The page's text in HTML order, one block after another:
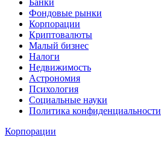
Банки
Фондовые рынки
Корпорации
Криптовалюты
Малый бизнес
Налоги
Недвижимость
Астрономия
Психология
Социальные науки
Политика конфиденциальности
Корпорации